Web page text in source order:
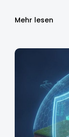
Mehr lesen